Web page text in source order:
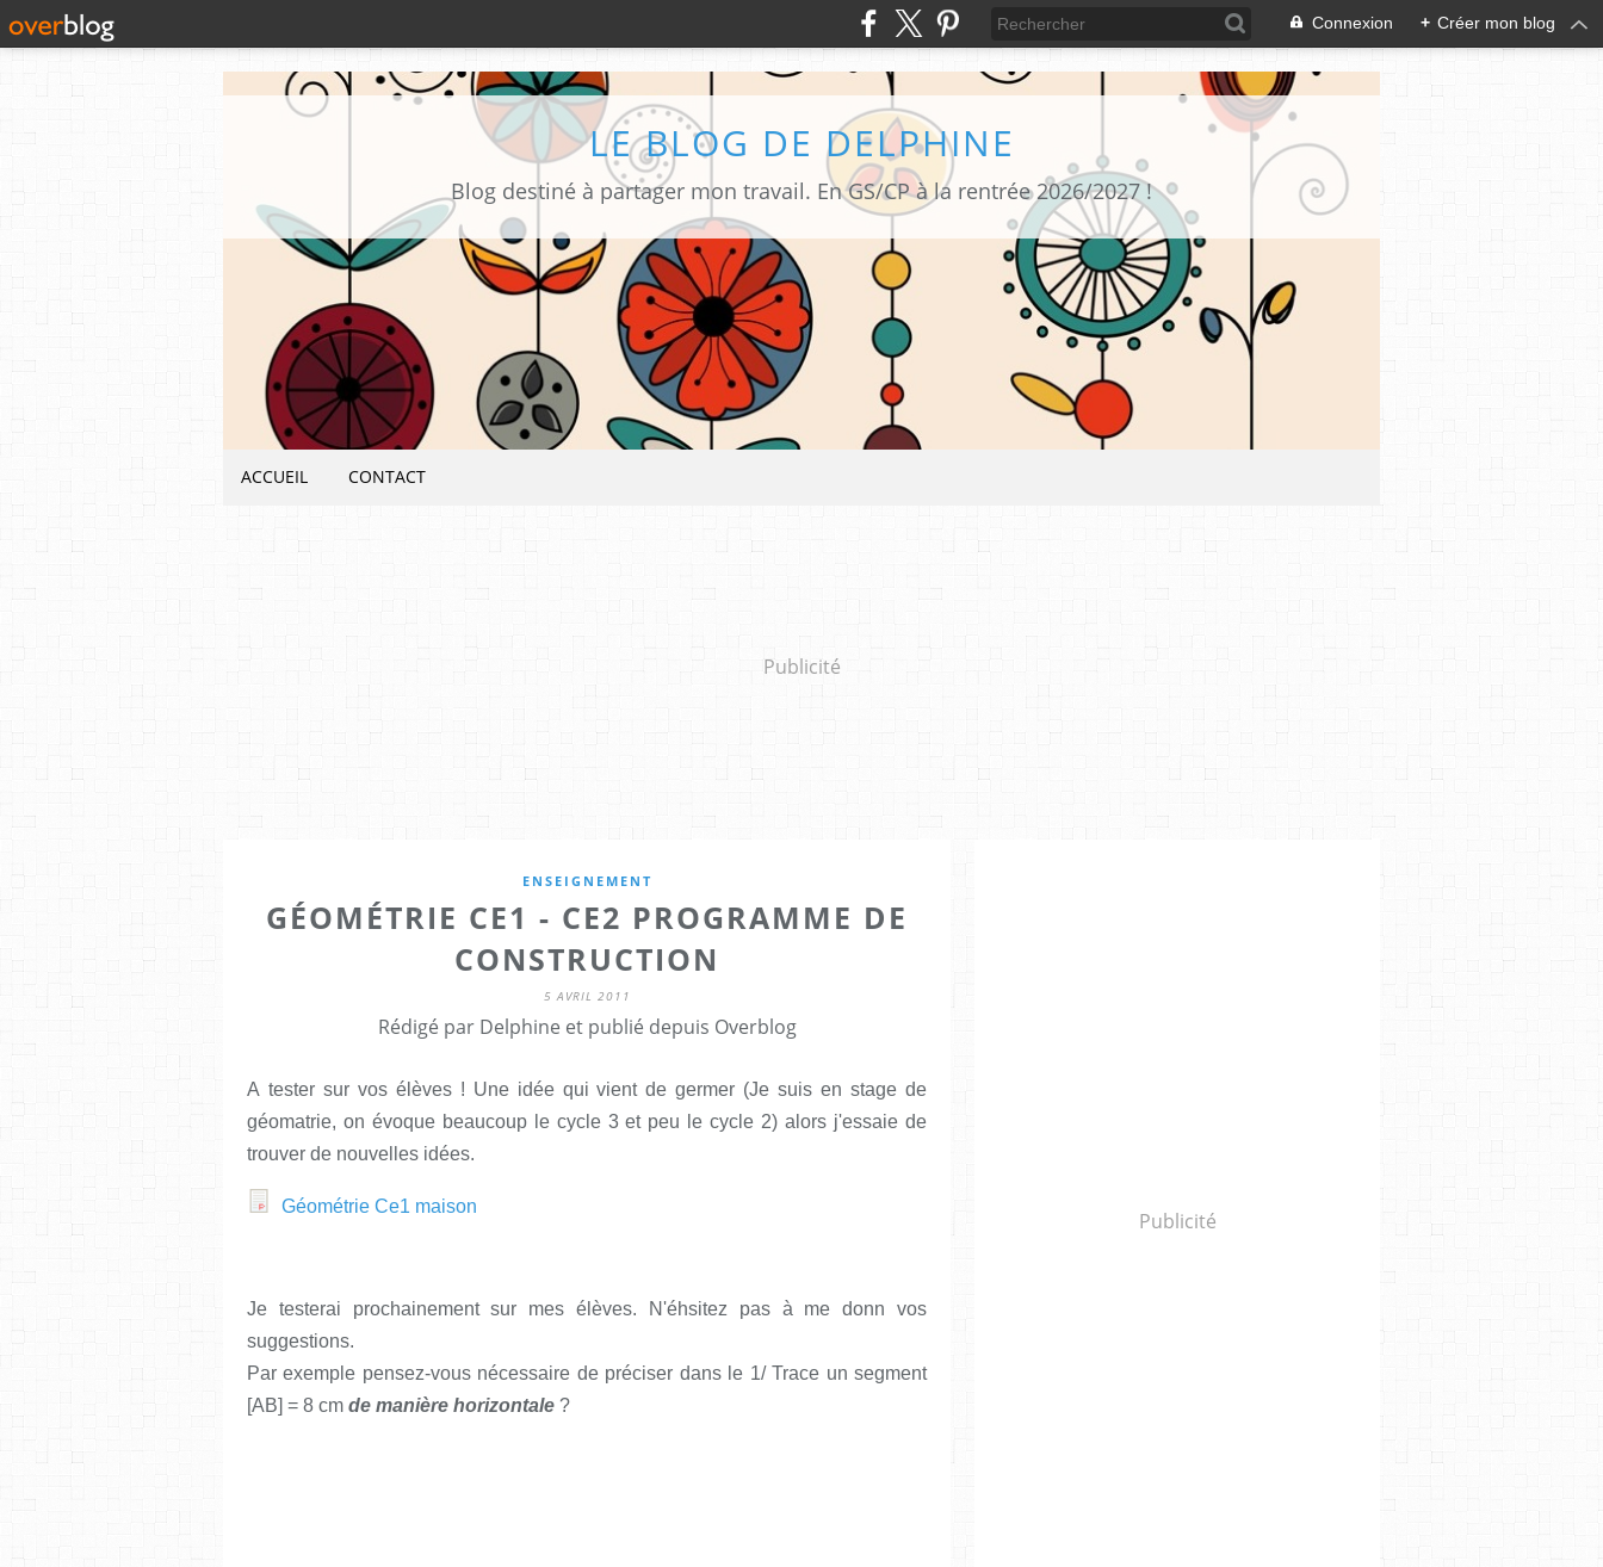
Connexion + Créer mon blog
LE BLOG DE DELPHINE
Blog destiné à partager mon travail. En GS/CP à la rentrée 2026/2027 !
ACCUEIL CONTACT
Publicité
ENSEIGNEMENT
GÉOMÉTRIE CE1 - CE2 PROGRAMME DE
CONSTRUCTION
5 AVRIL 2011
Rédigé par Delphine et publié depuis Overblog
A tester sur vos élèves ! Une idée qui vient de germer (Je suis en stage de
géomatrie, on évoque beaucoup le cycle 3 et peu le cycle 2) alors j'essaie de
trouver de nouvelles idées.
Géométrie Ce1 maison
Je testerai prochainement sur mes élèves. N'éhsitez pas à me donn vos
suggestions.
Par exemple pensez-vous nécessaire de préciser dans le 1/ Trace un segment
[AB] = 8 cm de manière horizontale ?
Publicité